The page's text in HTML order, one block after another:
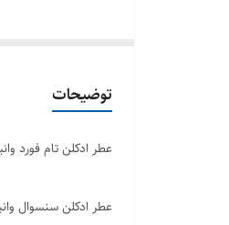
توضیحات
عطر ادکلن تام فورد وانیلا
عطر ادکلن سنسوال